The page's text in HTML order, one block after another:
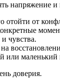
и
от
чувства.
на
доверия.